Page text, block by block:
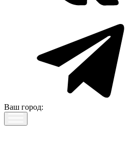
Ваш город: